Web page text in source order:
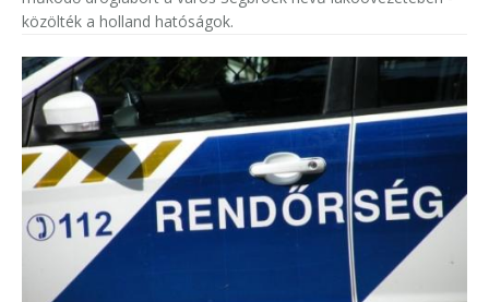
közölték a holland hatóságok.